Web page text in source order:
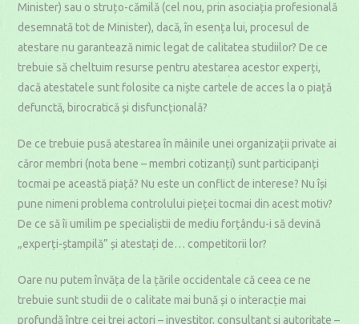
Minister) sau o struțo-cămilă (cel nou, prin asociația profesională
desemnată tot de Minister), dacă, în esența lui, procesul de
atestare nu garantează nimic legat de calitatea studiilor? De ce
trebuie să cheltuim resurse pentru atestarea acestor experți,
dacă atestatele sunt folosite ca niște cartele de acces la o piață
defunctă, birocratică și disfuncțională?
De ce trebuie pusă atestarea în mâinile unei organizații private ai
căror membri (nota bene – membri cotizanți) sunt participanți
tocmai pe această piață? Nu este un conflict de interese? Nu își
pune nimeni problema controlului pieței tocmai din acest motiv?
De ce să îi umilim pe specialiștii de mediu forțându-i să devină
„experți-ștampilă” și atestați de… competitorii lor?
Oare nu putem învăța de la țările occidentale că ceea ce ne
trebuie sunt studii de o calitate mai bună și o interacție mai
profundă între cei trei actori – investitor, consultant și autoritate –